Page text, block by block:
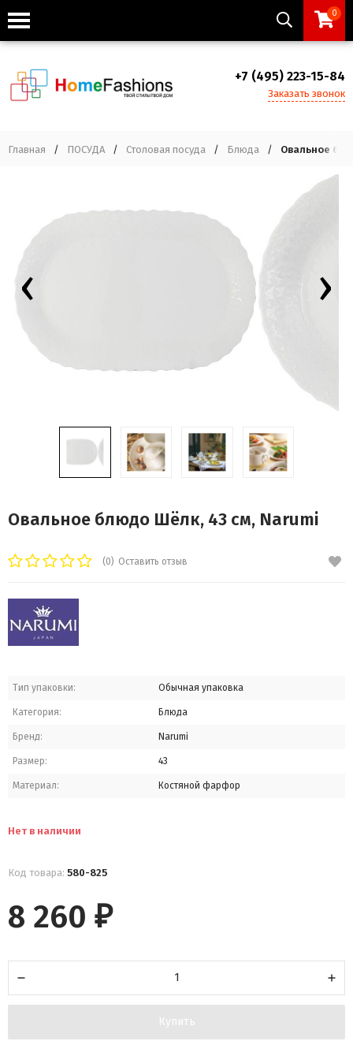
0
+7 (495) 223-15-84
Заказать звонок
Главная / ПОСУДА / Столовая посуда / Блюда / Овальное
‹ ›
Овальное блюдо Шёлк, 43 см, Narumi
(0) Оставить отзыв
Тип упаковки: Обычная упаковка
Категория: Блюда
Бренд: Narumi
Размер: 43
Материал: Костяной фарфор
Нет в наличии
Код товара: 580-825
8 260 ₽
Купить